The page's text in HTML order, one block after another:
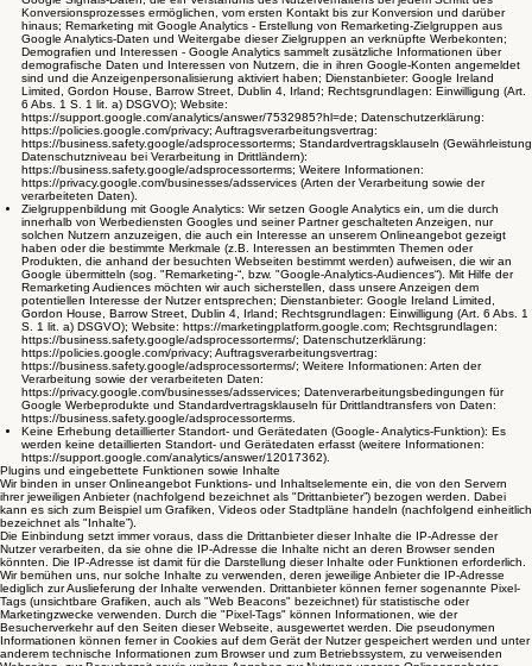
Konversionsprozesses ermöglichen, vom ersten Kontakt bis zur Konversion und darüber
hinaus; Remarketing mit Google Analytics - Erstellung von Remarketing-Zielgruppen aus
Google Analytics-Daten und Weitergabe dieser Zielgruppen an verknüpfte Werbekonten;
Demografien und Interessen - Google Analytics sammelt zusätzliche Informationen über
demografische Daten und Interessen von Nutzern, die in ihren Google-Konten angemeldet
sind und die Anzeigenpersonalisierung aktiviert haben; Dienstanbieter: Google Ireland
Limited, Gordon House, Barrow Street, Dublin 4, Irland; Rechtsgrundlagen: Einwilligung (Art.
6 Abs. 1 S. 1 lit. a) DSGVO); Website:
https://support.google.com/analytics/answer/7532985?hl=de; Datenschutzerklärung:
https://policies.google.com/privacy; Auftragsverarbeitungsvertrag:
https://business.safety.google/adsprocessorterms; Standardvertragsklauseln (Gewährleistung
Datenschutzniveau bei Verarbeitung in Drittländern):
https://business.safety.google/adsprocessorterms; Weitere Informationen:
https://privacy.google.com/businesses/adsservices (Arten der Verarbeitung sowie der
verarbeiteten Daten).
Zielgruppenbildung mit Google Analytics: Wir setzen Google Analytics ein, um die durch
innerhalb von Werbediensten Googles und seiner Partner geschalteten Anzeigen, nur
solchen Nutzern anzuzeigen, die auch ein Interesse an unserem Onlineangebot gezeigt
haben oder die bestimmte Merkmale (z.B. Interessen an bestimmten Themen oder
Produkten, die anhand der besuchten Webseiten bestimmt werden) aufweisen, die wir an
Google übermitteln (sog. "Remarketing-“, bzw. "Google-Analytics-Audiences“). Mit Hilfe der
Remarketing Audiences möchten wir auch sicherstellen, dass unsere Anzeigen dem
potentiellen Interesse der Nutzer entsprechen; Dienstanbieter: Google Ireland Limited,
Gordon House, Barrow Street, Dublin 4, Irland; Rechtsgrundlagen: Einwilligung (Art. 6 Abs. 1
S. 1 lit. a) DSGVO); Website: https://marketingplatform.google.com; Rechtsgrundlagen:
https://business.safety.google/adsprocessorterms/; Datenschutzerklärung:
https://policies.google.com/privacy; Auftragsverarbeitungsvertrag:
https://business.safety.google/adsprocessorterms/; Weitere Informationen: Arten der
Verarbeitung sowie der verarbeiteten Daten:
https://privacy.google.com/businesses/adsservices; Datenverarbeitungsbedingungen für
Google Werbeprodukte und Standardvertragsklauseln für Drittlandtransfers von Daten:
https://business.safety.google/adsprocessorterms.
Keine Erhebung detaillierter Standort- und Gerätedaten (Google- Analytics-Funktion): Es
werden keine detaillierten Standort- und Gerätedaten erfasst (weitere Informationen:
https://support.google.com/analytics/answer/12017362).
Plugins und eingebettete Funktionen sowie Inhalte
Wir binden in unser Onlineangebot Funktions- und Inhaltselemente ein, die von den Servern
ihrer jeweiligen Anbieter (nachfolgend bezeichnet als "Drittanbieter”) bezogen werden. Dabei
kann es sich zum Beispiel um Grafiken, Videos oder Stadtpläne handeln (nachfolgend einheitlich
bezeichnet als "Inhalte”).
Die Einbindung setzt immer voraus, dass die Drittanbieter dieser Inhalte die IP-Adresse der
Nutzer verarbeiten, da sie ohne die IP-Adresse die Inhalte nicht an deren Browser senden
könnten. Die IP-Adresse ist damit für die Darstellung dieser Inhalte oder Funktionen erforderlich.
Wir bemühen uns, nur solche Inhalte zu verwenden, deren jeweilige Anbieter die IP-Adresse
lediglich zur Auslieferung der Inhalte verwenden. Drittanbieter können ferner sogenannte Pixel-
Tags (unsichtbare Grafiken, auch als "Web Beacons" bezeichnet) für statistische oder
Marketingzwecke verwenden. Durch die "Pixel-Tags" können Informationen, wie der
Besucherverkehr auf den Seiten dieser Webseite, ausgewertet werden. Die pseudonymen
Informationen können ferner in Cookies auf dem Gerät der Nutzer gespeichert werden und unter
anderem technische Informationen zum Browser und zum Betriebssystem, zu verweisenden